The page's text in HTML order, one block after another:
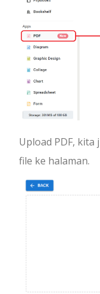
Upload PDF,
file ke halaman.